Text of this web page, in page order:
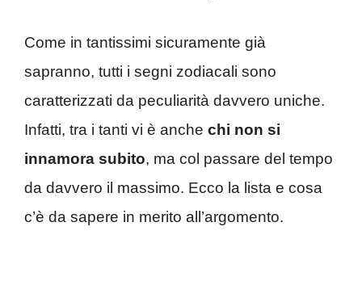
Come in tantissimi sicuramente già
sapranno, tutti i segni zodiacali sono
caratterizzati da peculiarità davvero uniche.
Infatti, tra i tanti vi è anche chi non si
innamora subito, ma col passare del tempo
da davvero il massimo. Ecco la lista e cosa
c’è da sapere in merito all’argomento.